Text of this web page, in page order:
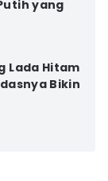
yang
Lada Hitam
Bikin